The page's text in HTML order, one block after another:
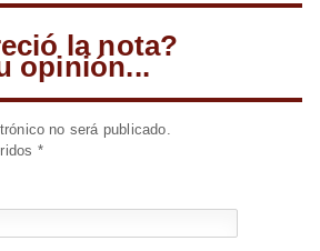
la nota?
opinión...
no será publicado.
*